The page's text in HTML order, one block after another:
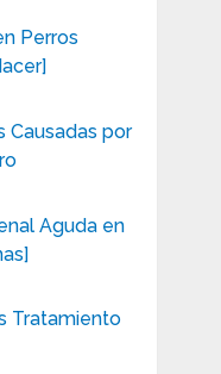
Perros
Causadas por
Aguda en
Tratamiento